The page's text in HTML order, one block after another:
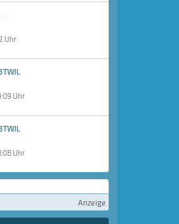
Uhr
Uhr
Uhr
Anzeige